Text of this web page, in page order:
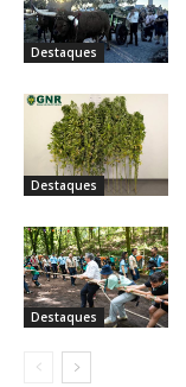
Destaques
Destaques
Destaques